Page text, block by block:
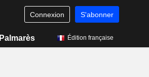
Connexion S'abonner
Palmarès Édition française